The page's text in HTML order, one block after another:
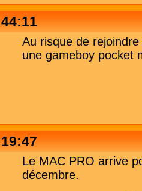
Au risque de
une gameboy pocket
Le MAC PRO arrive
décembre.